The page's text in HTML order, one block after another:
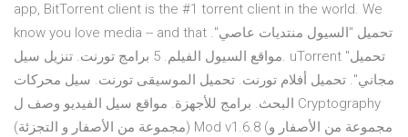
app, BitTorrent client is the #1 torrent client in the world. We
know you love media -- and that تحميل "السيول منتديات عاصي".
مواقع السيول الفيلم. 5 برامج تورنت. تنزيل سيل. uTorrent "تحميل
مجاني". تحميل أفلام تورنت. تحميل الموسيقى تورنت. سيل محركات
البحث. برامج للأجهزة. مواقع سيل الفيديو وصف ل Cryptography
(مجموعة من الأصفار و التجزئة) Mod v1.6.8 (مجموعة من الأصفار و